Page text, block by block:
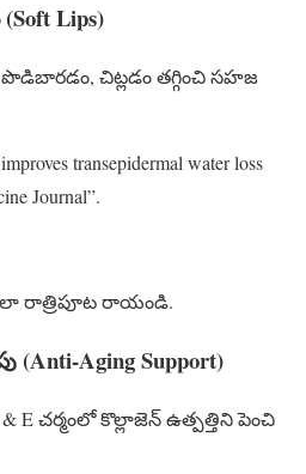
Lips)
చిట్లడం తగ్గించి సహజ
transepidermal water loss
Journal”.
రాత్రిపూట రాయండి.
(Anti-Aging Support)
చర్మంలో కొల్లాజెన్ ఉత్పత్తిని పెంచి